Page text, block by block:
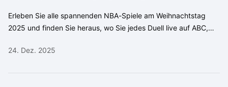
Erleben Sie alle spannenden NBA-Spiele am Weihnachtstag
2025 und finden Sie heraus, wo Sie jedes Duell live auf ABC,
24. Dez. 2025